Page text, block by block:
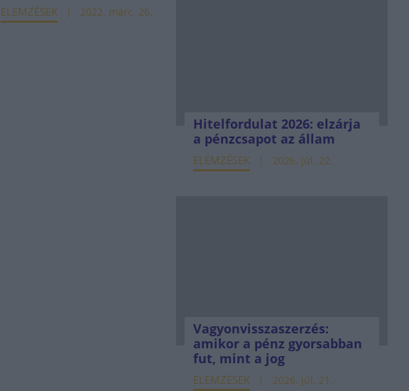
ELEMZÉSEK 2022. márc. 26.
Hitelfordulat 2026: elzárja
a pénzcsapot az állam
ELEMZÉSEK 2026. júl. 22.
Vagyonvisszaszerzés:
amikor a pénz gyorsabban
fut, mint a jog
ELEMZÉSEK 2026. júl. 21.